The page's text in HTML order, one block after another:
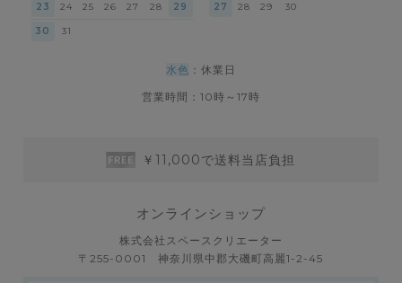
23 24 25 26 27 28 29
30 31
27 28 29 30
水色 ：休業日
営業時間：10時～17時
￥11,000で送料当店負担
オンラインショップ
株式会社スペースクリエーター
〒255-0001 神奈川県中郡大磯町高麗1-2-45